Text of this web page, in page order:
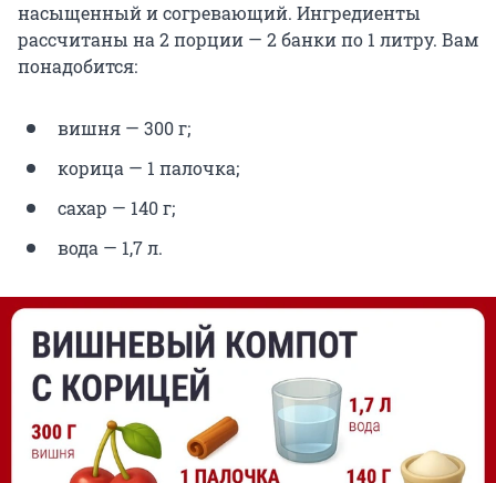
насыщенный и согревающий. Ингредиенты
рассчитаны на 2 порции — 2 банки по 1 литру. Вам
понадобится:
вишня — 300 г;
корица — 1 палочка;
сахар — 140 г;
вода — 1,7 л.